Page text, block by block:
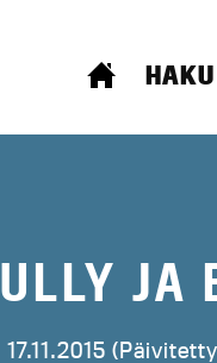
HAKU
JA
17.11.2015